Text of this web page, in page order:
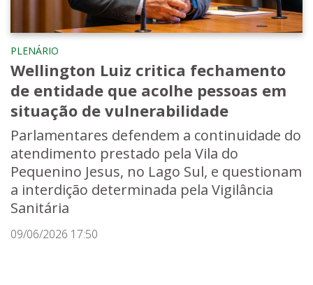
PLENÁRIO
Wellington Luiz critica fechamento
de entidade que acolhe pessoas em
situação de vulnerabilidade
Parlamentares defendem a continuidade do
atendimento prestado pela Vila do
Pequenino Jesus, no Lago Sul, e questionam
a interdição determinada pela Vigilância
Sanitária
09/06/2026 17:50